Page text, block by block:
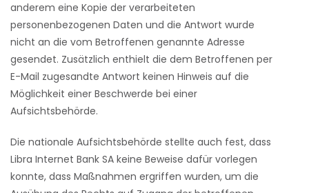
anderem eine Kopie der verarbeiteten
personenbezogenen Daten und die Antwort wurde
nicht an die vom Betroffenen genannte Adresse
gesendet. Zusätzlich enthielt die dem Betroffenen per
E-Mail zugesandte Antwort keinen Hinweis auf die
Möglichkeit einer Beschwerde bei einer
Aufsichtsbehörde.
Die nationale Aufsichtsbehörde stellte auch fest, dass
Libra Internet Bank SA keine Beweise dafür vorlegen
konnte, dass Maßnahmen ergriffen wurden, um die